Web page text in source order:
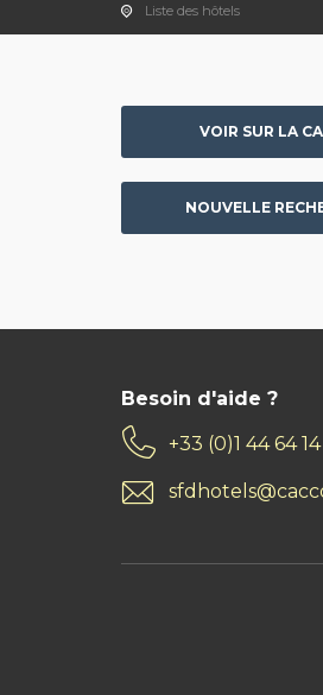
Liste des hôtels
VOIR SUR LA
NOUVELLE
Besoin d'aide ?
+33 (0)1 44 64